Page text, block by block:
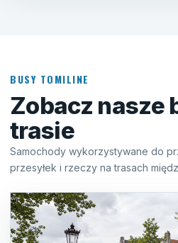
BUSY TOMILINE
Zobacz nasze
trasie
Samochody wykorzystywane do
przesyłek i rzeczy na trasach